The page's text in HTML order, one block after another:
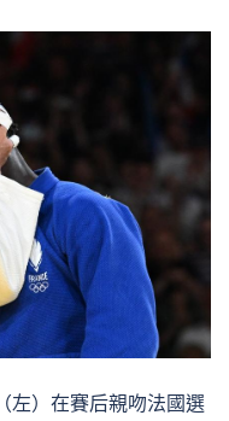
左）在賽后親吻法國選